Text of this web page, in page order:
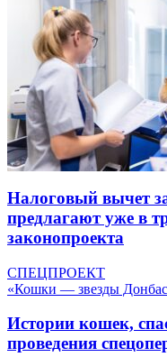
Налоговый вычет
предлагают уже в
законопроекта
СПЕЦПРОЕКТ
«Кошки — звезды
Истории кошек,
проведения